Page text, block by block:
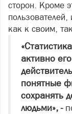
сторон. Кроме
пользователей,
как к своим,
активно
понятные
сохранять
людьми», -